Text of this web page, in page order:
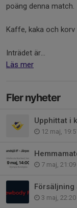
poäng denna match.
Kaffe, kaka och
Inträdet är...
Läs mer
Fler nyheter
Upphittat i
12 maj,
7 maj, 21:09
Försäljning
3 maj, 22:20